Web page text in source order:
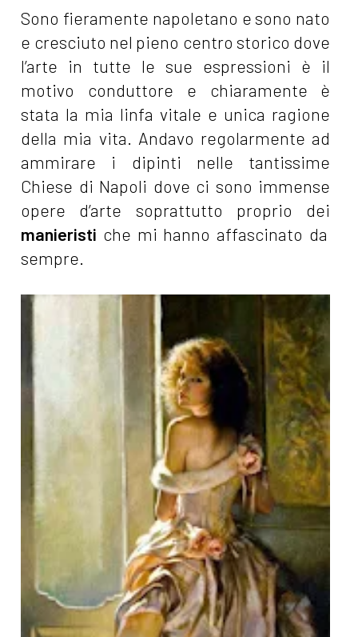
Sono fieramente napoletano e sono nato
e cresciuto nel pieno centro storico dove
l’arte in tutte le sue espressioni è il
motivo conduttore e chiaramente è
stata la mia linfa vitale e unica ragione
della mia vita. Andavo regolarmente ad
ammirare i dipinti nelle tantissime
Chiese di Napoli dove ci sono immense
opere d’arte soprattutto proprio dei
manieristi che mi hanno affascinato da
sempre.